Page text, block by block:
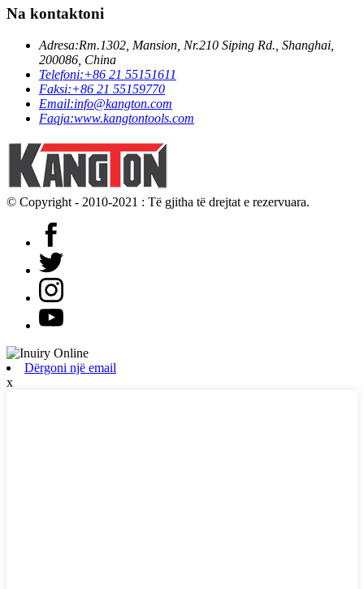
Na kontaktoni
Adresa:Rm.1302, Mansion, Nr.210 Siping Rd., Shanghai,
200086, China
Telefoni:+86 21 55151611
Faksi:+86 21 55159770
Email:info@kangton.com
Faqja:www.kangtontools.com
© Copyright - 2010-2021 : Të gjitha të drejtat e rezervuara.
Dërgoni një email
x